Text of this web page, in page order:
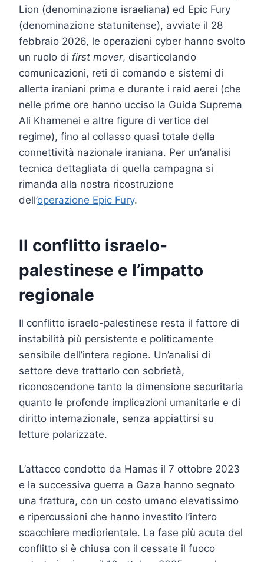
Lion (denominazione israeliana) ed Epic Fury
(denominazione statunitense), avviate il 28
febbraio 2026, le operazioni cyber hanno svolto
un ruolo di first mover, disarticolando
comunicazioni, reti di comando e sistemi di
allerta iraniani prima e durante i raid aerei (che
nelle prime ore hanno ucciso la Guida Suprema
Ali Khamenei e altre figure di vertice del
regime), fino al collasso quasi totale della
connettività nazionale iraniana. Per un’analisi
tecnica dettagliata di quella campagna si
rimanda alla nostra ricostruzione
dell’operazione Epic Fury.
Il conflitto israelo-
palestinese e l’impatto
regionale
Il conflitto israelo-palestinese resta il fattore di
instabilità più persistente e politicamente
sensibile dell’intera regione. Un’analisi di
settore deve trattarlo con sobrietà,
riconoscendone tanto la dimensione securitaria
quanto le profonde implicazioni umanitarie e di
diritto internazionale, senza appiattirsi su
letture polarizzate.
L’attacco condotto da Hamas il 7 ottobre 2023
e la successiva guerra a Gaza hanno segnato
una frattura, con un costo umano elevatissimo
e ripercussioni che hanno investito l’intero
scacchiere mediorientale. La fase più acuta del
conflitto si è chiusa con il cessate il fuoco